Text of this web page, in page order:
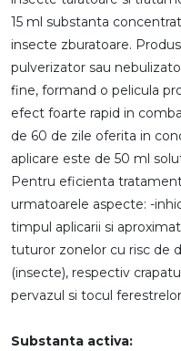
15 ml substanta
insecte zburatoare.
pulverizator sau
fine, formand o pelicula
efect foarte rapid in
de 60 de zile oferita in
aplicare este de 50 ml
Pentru eficienta
urmatoarele aspecte: -
timpul aplicarii si
tuturor zonelor cu risc de
(insecte), respectiv
pervazul si tocul
Substanta activa: